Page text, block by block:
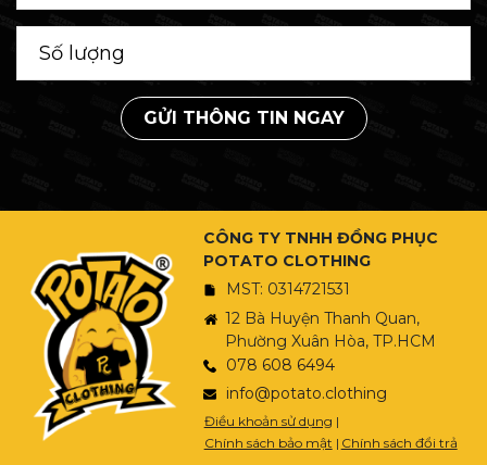
GỬI THÔNG TIN NGAY
CÔNG TY TNHH ĐỒNG PHỤC
POTATO CLOTHING
MST: 0314721531
12 Bà Huyện Thanh Quan,
Phường Xuân Hòa, TP.HCM
078 608 6494
info@potato.clothing
Điều khoản sử dụng |
Chính sách bảo mật | Chính sách đổi trả